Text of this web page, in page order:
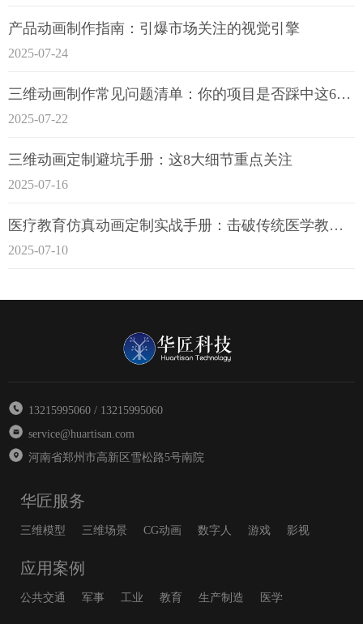
产品动画制作指南：引爆市场关注的视觉引擎
2025-07-24
三维动画制作常见问题清单：你的项目是否踩中这6大技术雷区？
2025-07-22
三维动画定制避坑手册：这8大细节重点关注
2025-07-16
医疗教育仿真动画定制实战手册：击破传统医学教育7大痛点
2025-07-10
13215995060 / 13215995060
service@huartisan.com
河南省郑州市高新区雪松路5号南院
华匠服务
三维模型 三维场景 CG动画 数字人 游戏 影视
应用案例
公共交通 军事 工业 教育 生产制造 医学